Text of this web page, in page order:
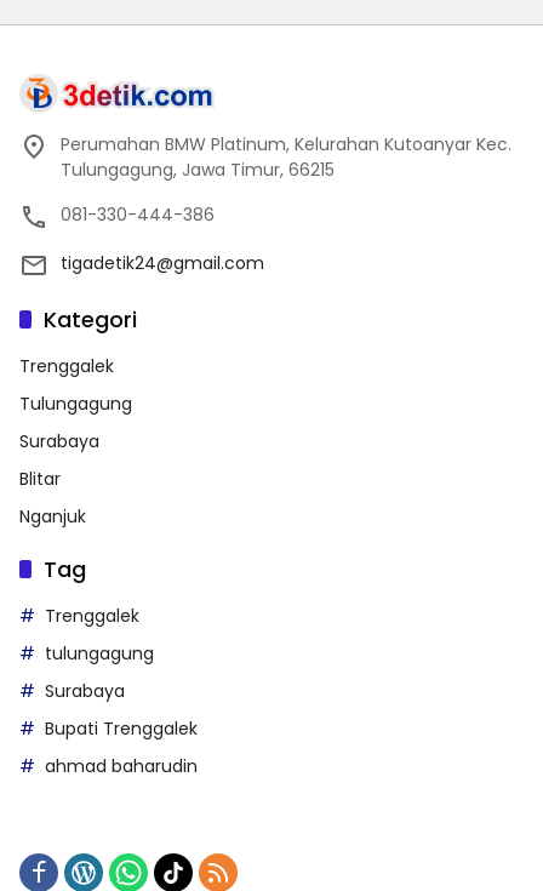
Perumahan BMW Platinum, Kelurahan Kutoanyar Kec.
Tulungagung, Jawa Timur, 66215
081-330-444-386
tigadetik24@gmail.com
Kategori
Trenggalek
Tulungagung
Surabaya
Blitar
Nganjuk
Tag
Trenggalek
tulungagung
Surabaya
Bupati Trenggalek
ahmad baharudin